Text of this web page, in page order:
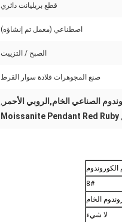
قطع بريليانت دائري
اصطناعي (معمل تم إنشاؤه)
الصبح / التزييت
صنع المجوهرات قلادة سوار القرط
,
,
Moissanite Pendant Red Ruby
الكوروندوم
8#
الخام
لا شيء